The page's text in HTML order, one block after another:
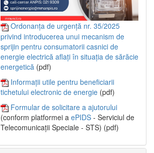
Ordonanța de urgență nr. 35/2025
privind introducerea unui mecanism de
sprijin pentru consumatorii casnici de
energie electrică aflați în situația de sărăcie
energetică (pdf)
Informații utile pentru beneficiarii
tichetului electronic de energie (pdf)
Formular de solicitare a ajutorului
(conform platformei a ePIDS - Serviciul de
Telecomunicații Speciale - STS) (pdf)